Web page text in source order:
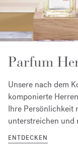
Parfum
Unsere nach dem
komponierte
Ihre Persönlichkeit
unterstreichen und
ENTDECKEN